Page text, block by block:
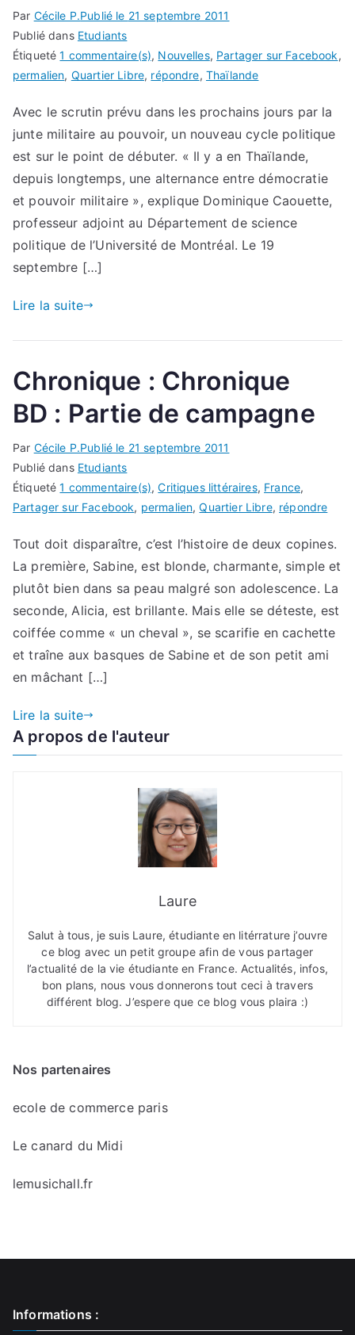
Par Cécile P.Publié le 21 septembre 2011
Publié dans Etudiants
Étiqueté1 commentaire(s), Nouvelles, Partager sur Facebook,
permalien, Quartier Libre, répondre, Thaïlande
Avec le scrutin prévu dans les prochains jours par la
junte militaire au pouvoir, un nouveau cycle politique
est sur le point de débuter. « Il y a en Thaïlande,
depuis longtemps, une alternance entre démocratie
et pouvoir militaire », explique Dominique Caouette,
professeur adjoint au Département de science
politique de l’Université de Montréal. Le 19
septembre […]
Lire la suite
Chronique : Chronique
BD : Partie de campagne
Par Cécile P.Publié le 21 septembre 2011
Publié dans Etudiants
Étiqueté1 commentaire(s),Critiques littéraires, France,
Partager sur Facebook, permalien,Quartier Libre, répondre
Tout doit disparaître, c’est l’histoire de deux copines.
La première, Sabine, est blonde, charmante, simple et
plutôt bien dans sa peau malgré son adolescence. La
seconde, Alicia, est brillante. Mais elle se déteste, est
coiffée comme « un cheval », se scarifie en cachette
et traîne aux basques de Sabine et de son petit ami
en mâchant […]
Lire la suite
A propos de l'auteur
Laure
Salut à tous, je suis Laure, étudiante en litérrature j’ouvre
ce blog avec un petit groupe afin de vous partager
l’actualité de la vie étudiante en France. Actualités, infos,
bon plans, nous vous donnerons tout ceci à travers
différent blog. J’espere que ce blog vous plaira :)
Nos partenaires
ecole de commerce paris
Le canard du Midi
lemusichall.fr
Informations :